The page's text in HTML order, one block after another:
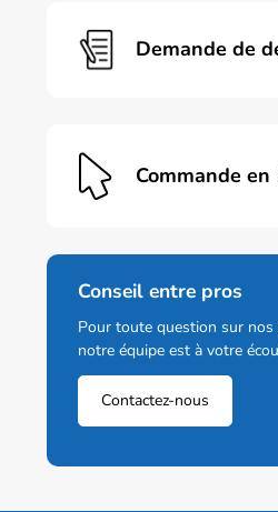
Demande de
Commande
Conseil entre pros
Pour toute question sur nos
notre équipe est à votre
Contactez-nous